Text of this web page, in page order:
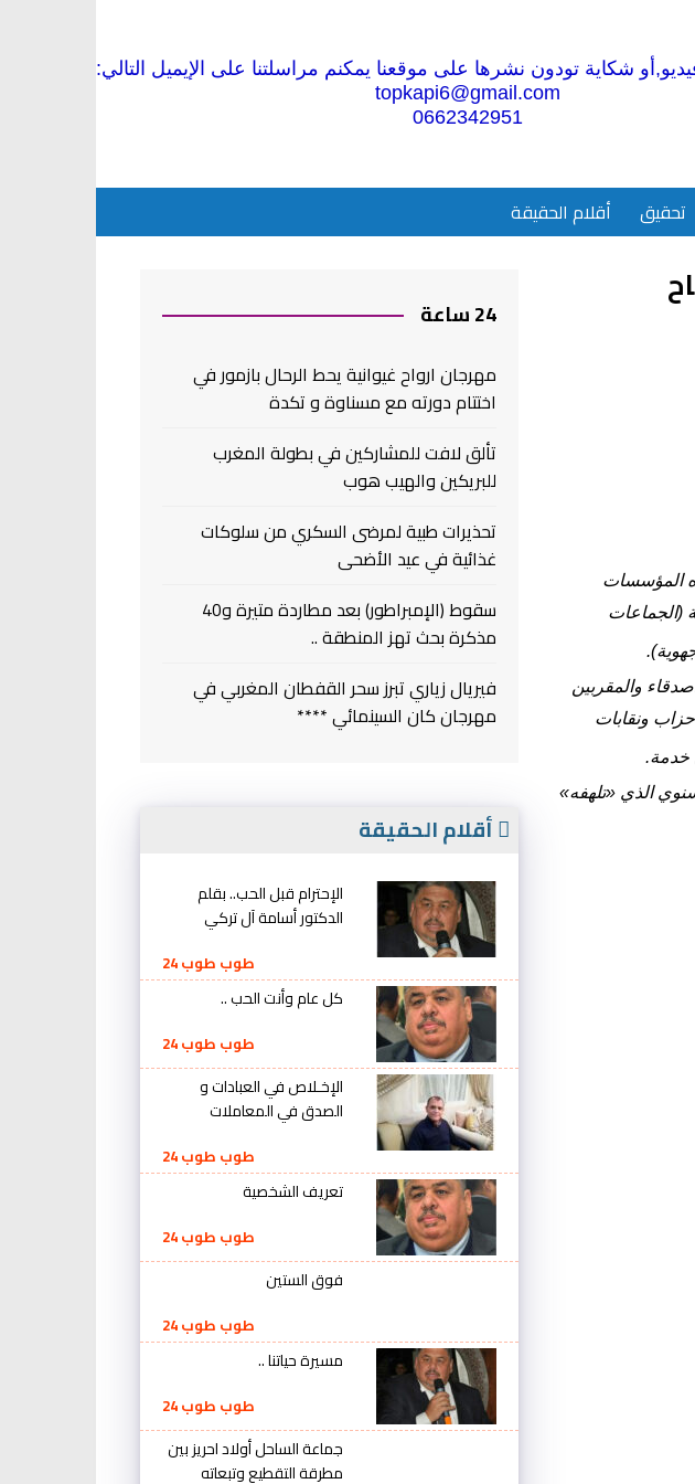
شكاية تودون نشرها على موقعنا يمكنم مراسلتنا على الإيميل التالي:
topkapi6@gmail.com
0662342951
تحقيق أقلام الحقيقة
هذه المؤسسات
(الجماعات
).
والمقربين
ونقابات
خدمة.
الذي «تلهفه»
24 ساعة
مهرجان ارواح غيوانية يحط الرحال بازمور في
اختتام دورته مع مسناوة و تكدة
تألق لافت للمشاركين في بطولة المغرب
للبريكين والهيب هوب
تحذيرات طبية لمرضى السكري من سلوكات
غذائية في عيد الأضحى
سقوط (الإمبراطور) بعد مطاردة متيرة و40
مذكرة بحث تهز المنطقة ..
فيريال زياري تبرز سحر القفطان المغربي في
مهرجان كان السينمائي ****
أقلام الحقيقة
الإحترام قبل الحب.. بقلم
الدكتور أسامة آل تركي
طوب طوب 24
كل عام وأنت الحب ..
طوب طوب 24
الإخـلاص في العبادات و
الصدق في المعاملات
طوب طوب 24
تعريف الشخصية
طوب طوب 24
فوق الستين
طوب طوب 24
مسيرة حياتنا ..
طوب طوب 24
جماعة الساحل أولاد احريز بين
مطرقة التقطيع وتبعاته